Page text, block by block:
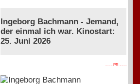
Ingeborg Bachmann - Jemand,
der einmal ich war. Kinostart:
25. Juni 2026
. . . . PR . . . .